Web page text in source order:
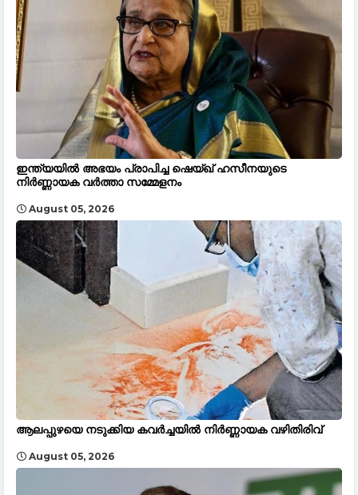
ഇന്ത്യയിൽ അഭയം പ്രാപിച്ച ഷെയ്ഖ് ഹസീനയുടെ
നിർണ്ണായക വർത്താ സമ്മേളനം
August 05, 2026
ആലപ്പുഴയെ നടുക്കിയ കവർച്ചയിൽ നിർണ്ണായക വഴിതിരിവ്
August 05, 2026